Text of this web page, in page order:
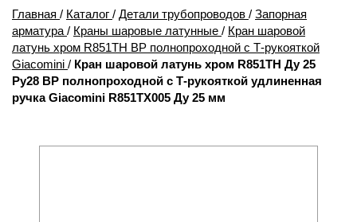
Главная / Каталог / Детали трубопроводов / Запорная
арматура / Краны шаровые латунные / Кран шаровой
латунь хром R851TH ВР полнопроходной с Т-рукояткой
Giacomini / Кран шаровой латунь хром R851TH Ду 25
Ру28 ВР полнопроходной с Т-рукояткой удлиненная
ручка Giacomini R851TX005 Ду 25 мм